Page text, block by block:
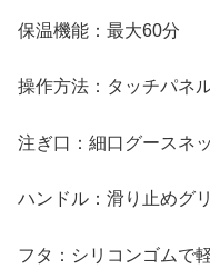
保温機能：最大60分
操作方法：タッチパネ
注ぎ口：細口グースネ
ハンドル：滑り止めグ
フタ：シリコンゴムで